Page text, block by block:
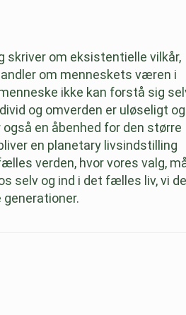
skriver om eksistentielle vilkår,
om menneskets væren i
ikke kan forstå sig
og omverden er uløseligt og
en åbenhed for den større
en planetary livsindstilling
verden, hvor vores valg,
selv og ind i det fælles liv, vi
generationer.